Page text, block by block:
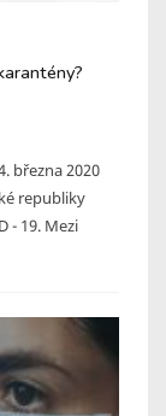
března 2020
republiky
- 19. Mezi